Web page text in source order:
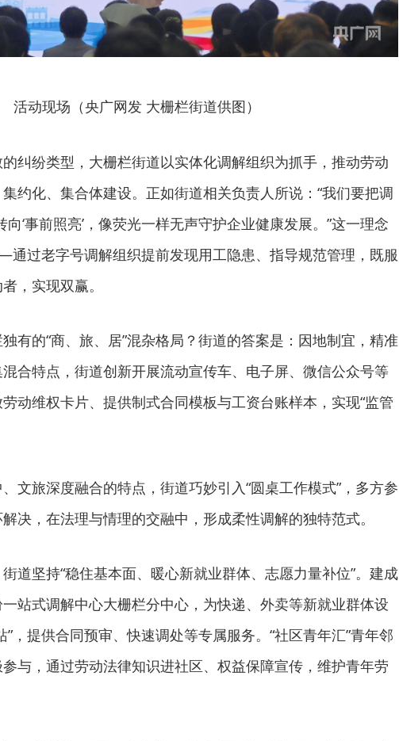
活动现场（央广网发 大栅栏街道供图）
纠纷类型，大栅栏街道以实体化调解组织为抓手，推动劳动
约化、集合体建设。正如街道相关负责人所说：“我们要把调
向‘事前照亮’，像荧光一样无声守护企业健康发展。”这一理念
通过老字号调解组织提前发现用工隐患、指导规范管理，既服
，实现双赢。
有的“商、旅、居”混杂格局？街道的答案是：因地制宜，精准
合特点，街道创新开展流动宣传车、电子屏、微信公众号等
动维权卡片、提供制式合同模板与工资台账样本，实现“监管
文旅深度融合的特点，街道巧妙引入“圆桌工作模式”，多方参
决，在法理与情理的交融中，形成柔性调解的独特范式。
道坚持“稳住基本面、暖心新就业群体、志愿力量补位”。建成
站式调解中心大栅栏分中心，为快递、外卖等新就业群体设
”，提供合同预审、快速调处等专属服务。“社区青年汇”青年邻
与，通过劳动法律知识进社区、权益保障宣传，维护青年劳